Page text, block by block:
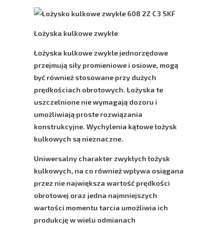
Łożyska kulkowe zwykłe
Łożyska kulkowe zwykłe jednorzędowe
przejmują siły promieniowe i osiowe, mogą
być również stosowane przy dużych
prędkościach obrotowych. Łożyska te
uszczelnione nie wymagają dozoru i
umożliwiają proste rozwiązania
konstrukcyjne. Wychylenia kątowe łożysk
kulkowych są nieznaczne.
Uniwersalny charakter zwykłych łożysk
kulkowych, na co również wpływa osiągana
przez nie największa wartość prędkości
obrotowej oraz jedna najmniejszych
wartości momentu tarcia umożliwia ich
produkcję w wielu odmianach